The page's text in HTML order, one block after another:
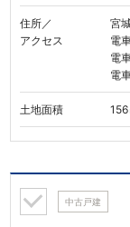
住所／
アクセス
宮
電
電
電
土地面積
中古戸建